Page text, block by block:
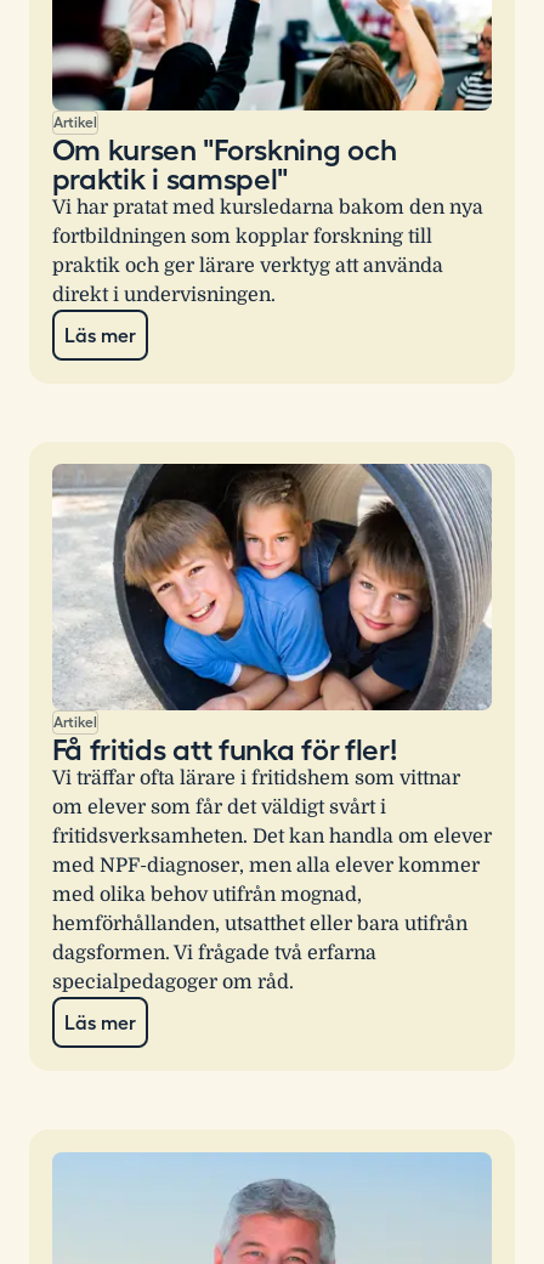
Artikel
Om kursen "Forskning och
praktik i samspel"
Vi har pratat med kursledarna bakom den nya
fortbildningen som kopplar forskning till
praktik och ger lärare verktyg att använda
direkt i undervisningen.
Läs mer
Artikel
Få fritids att funka för fler!
Vi träffar ofta lärare i fritidshem som vittnar
om elever som får det väldigt svårt i
fritidsverksamheten. Det kan handla om elever
med NPF-diagnoser, men alla elever kommer
med olika behov utifrån mognad,
hemförhållanden, utsatthet eller bara utifrån
dagsformen. Vi frågade två erfarna
specialpedagoger om råd.
Läs mer